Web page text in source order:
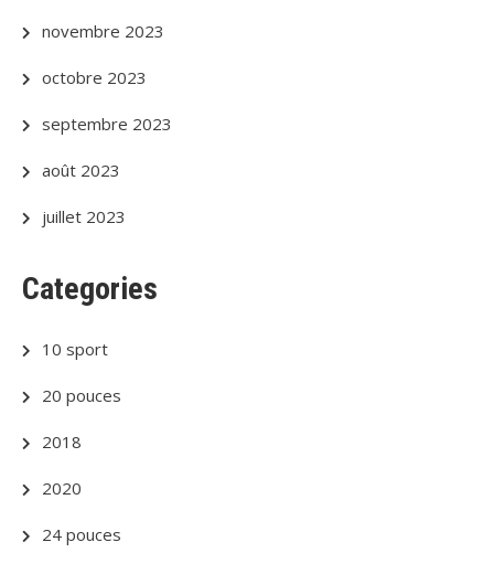
novembre 2023
octobre 2023
septembre 2023
août 2023
juillet 2023
Categories
10 sport
20 pouces
2018
2020
24 pouces